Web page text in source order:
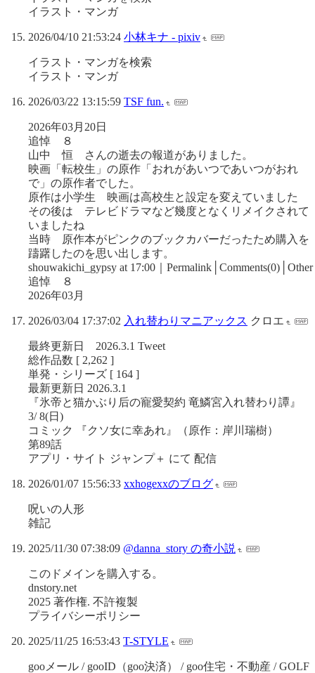
イラスト・マンガ
2026/04/10 21:53:24 小林キナ - pixiv
イラスト・マンガを検索
イラスト・マンガ
2026/03/22 13:15:59 TSF fun.
2026年03月20日
追悼 ８
山中 恒 さんの逝去の報道がありました。
映画「転校生」の原作「おれがあいつであいつがおれ
で」の原作者でした。
原作は小学生 映画は高校生と設定を変えていました
その後は テレビドラマなど幾度となくリメイクされて
いましたね
当時 原作本がピンクのブックカバーだったため購入を
躊躇したのを思い出します。
shouwakichi_gypsy at 17:00｜Permalink│Comments(0)│Other
追悼 ８
2026年03月
2026/03/04 17:37:02 入れ替わりマニアックス クロエ
最終更新日 2026.3.1 Tweet
総作品数 [ 2,262 ]
単発・シリーズ [ 164 ]
最新更新日 2026.3.1
『氷帝と猫かぶり后の寵愛契約 竜鱗宮入れ替わり譚』
3/ 8(日)
コミック 『クソ女に幸あれ』（原作：岸川瑞樹）
第89話
アプリ・サイト ジャンプ＋ にて 配信
2026/01/07 15:56:33 xxhogexxのブログ
呪いの人形
雑記
2025/11/30 07:38:09 @danna_story の奇小説
このドメインを購入する。
dnstory.net
2025 著作権. 不許複製
プライバシーポリシー
2025/11/25 16:53:43 T-STYLE
gooメール / gooID（goo決済） / goo住宅・不動産 / GOLF